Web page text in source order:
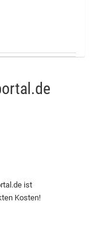
ist
Kosten!